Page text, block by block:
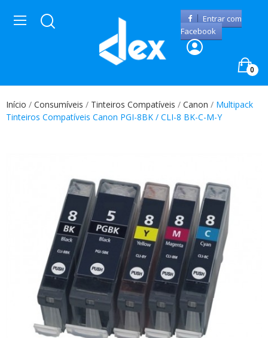
Entrar com
Facebook
0
Início Consumíveis Tinteiros Compatíveis Canon
Multipack
Tinteiros Compatíveis Canon PGI-8BK / CLI-8 BK-C-M-Y